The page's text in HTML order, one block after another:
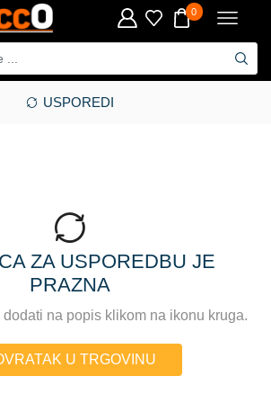
0
USPOREDI
ZA USPOREDBU JE
PRAZNA
dodati na popis klikom na ikonu kruga.
U TRGOVINU